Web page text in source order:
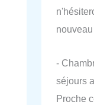
-
séjours
Proche